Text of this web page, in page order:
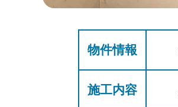
物件情報
施工内容